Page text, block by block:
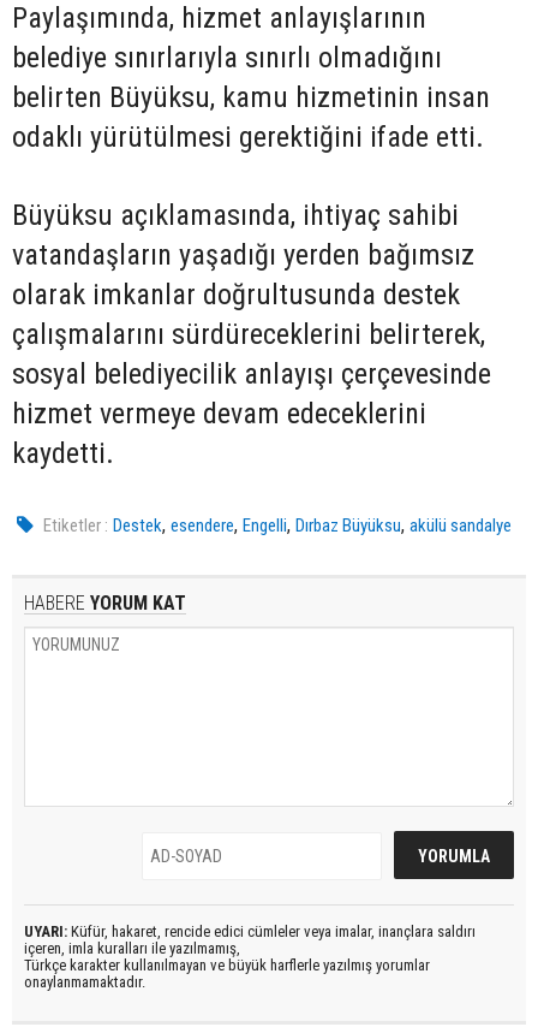
Paylaşımında, hizmet anlayışlarının
belediye sınırlarıyla sınırlı olmadığını
belirten Büyüksu, kamu hizmetinin insan
odaklı yürütülmesi gerektiğini ifade etti.
Büyüksu açıklamasında, ihtiyaç sahibi
vatandaşların yaşadığı yerden bağımsız
olarak imkanlar doğrultusunda destek
çalışmalarını sürdüreceklerini belirterek,
sosyal belediyecilik anlayışı çerçevesinde
hizmet vermeye devam edeceklerini
kaydetti.
Etiketler : Destek,esendere,Engelli,Dırbaz Büyüksu,akülü sandalye
HABERE YORUM KAT
UYARI: Küfür, hakaret, rencide edici cümleler veya imalar, inançlara saldırı
içeren, imla kuralları ile yazılmamış,
Türkçe karakter kullanılmayan ve büyük harflerle yazılmış yorumlar
onaylanmamaktadır.